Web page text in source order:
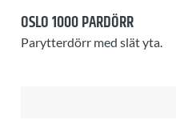
OSLO 1000 PARDÖRR
Parytterdörr med slät yta.